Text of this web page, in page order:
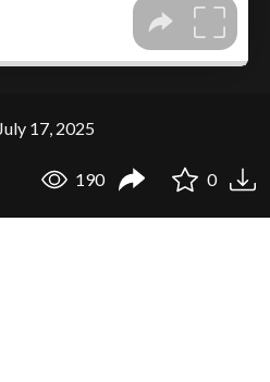
July 17, 2025
190 0